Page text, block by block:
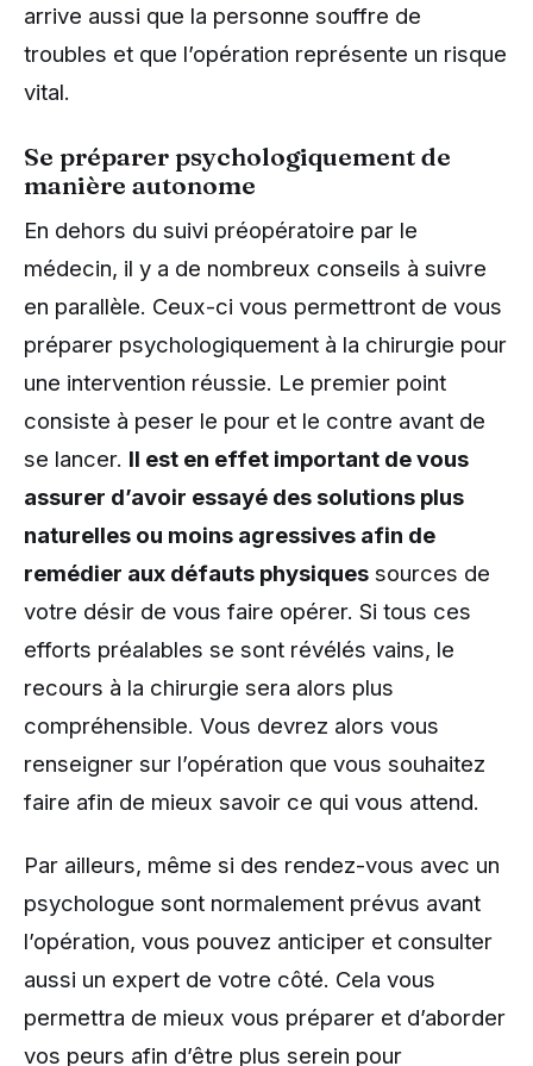
arrive aussi que la personne souffre de
troubles et que l’opération représente un risque
vital.
Se préparer psychologiquement de
manière autonome
En dehors du suivi préopératoire par le
médecin, il y a de nombreux conseils à suivre
en parallèle. Ceux-ci vous permettront de vous
préparer psychologiquement à la chirurgie pour
une intervention réussie. Le premier point
consiste à peser le pour et le contre avant de
se lancer. Il est en effet important de vous
assurer d’avoir essayé des solutions plus
naturelles ou moins agressives afin de
remédier aux défauts physiques sources de
votre désir de vous faire opérer. Si tous ces
efforts préalables se sont révélés vains, le
recours à la chirurgie sera alors plus
compréhensible. Vous devrez alors vous
renseigner sur l’opération que vous souhaitez
faire afin de mieux savoir ce qui vous attend.
Par ailleurs, même si des rendez-vous avec un
psychologue sont normalement prévus avant
l’opération, vous pouvez anticiper et consulter
aussi un expert de votre côté. Cela vous
permettra de mieux vous préparer et d’aborder
vos peurs afin d’être plus serein pour